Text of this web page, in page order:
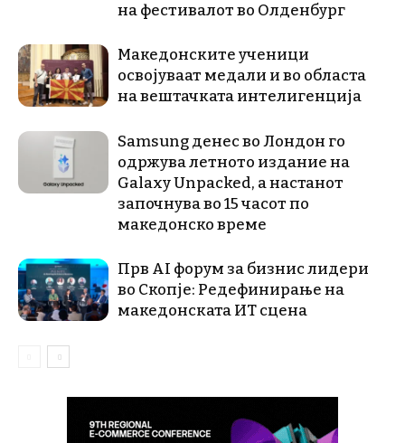
на фестивалот во Олденбург
Македонските ученици
освојуваат медали и во областа
на вештачката интелигенција
Samsung денес во Лондон го
одржува летното издание на
Galaxy Unpacked, a настанот
започнува во 15 часот по
македонско време
Прв AI форум за бизнис лидери
во Скопје: Редефинирање на
македонската ИТ сцена